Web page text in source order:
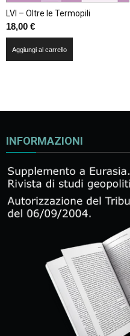
LVI – Oltre le Termopili
18,00 €
Aggiungi al carrello
INFORMAZIONI